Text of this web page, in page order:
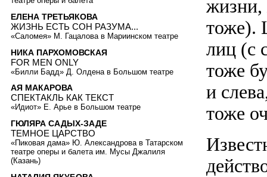
жизни,
тоже).
лиц (с
тоже
и
тоже
ЕЛЕНА ТРЕТЬЯКОВА
ЖИЗНЬ ЕСТЬ СОН РАЗУМА...
«Саломея» М. Гацалова в Мариинском театре
НИКА ПАРХОМОВСКАЯ
FOR MEN ONLY
«Билли Бадд» Д. Олдена в Большом театре
АЯ МАКАРОВА
СПЕКТАКЛЬ КАК ТЕКСТ
«Идиот» Е. Арье в Большом театре
ГЮЛЯРА САДЫХ-ЗАДЕ
ТЕМНОЕ ЦАРСТВО
«Пиковая дама» Ю. Александрова в Татарском
театре оперы и балета им. Мусы Джалиля
(Казань)